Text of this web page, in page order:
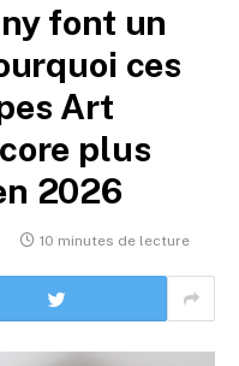
font un
ces
Art
plus
2026
10 minutes de lecture